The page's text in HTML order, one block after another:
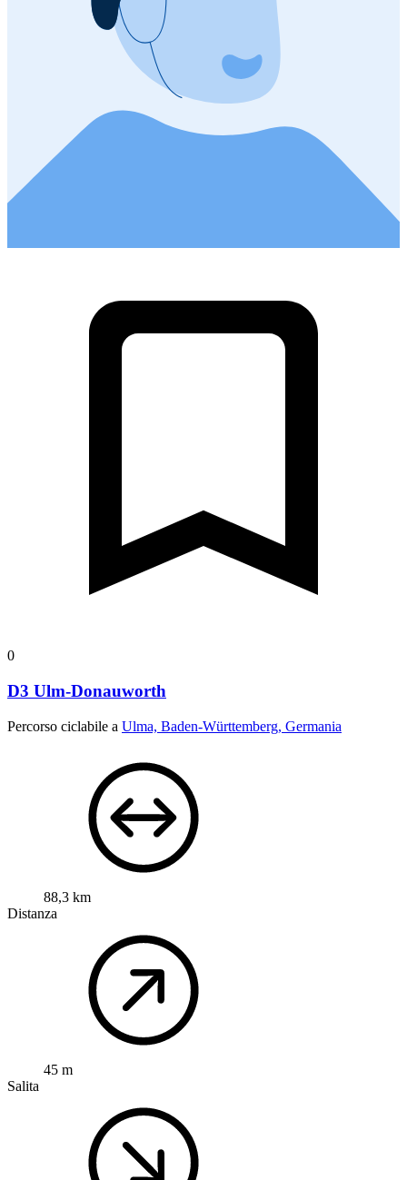
0
D3 Ulm-Donauworth
Percorso ciclabile a Ulma, Baden-Württemberg, Germania
88,3 km
Distanza
45 m
Salita